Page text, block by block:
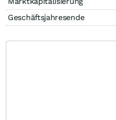
Geschäftsjahresende